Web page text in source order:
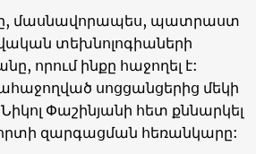
մասնավորապես, պատրաստ
տեխնոլոգիաների
որում ինքը հաջողել է:
սոցցանցերից մեկի
Փաշինյանի հետ քննարկել
զարգացման հեռանկարը: